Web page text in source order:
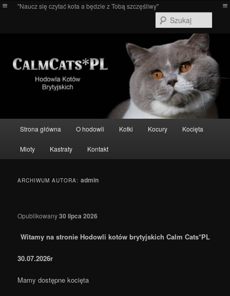
Przeskocz
Przeskocz"Naucz się czytać kota a będzie z Tobą szczęśliwy"
Strona główna O hodowli Kotki Kocury Kocięta
Mioty Kastraty Kontakt
ARCHIWUM AUTORA:admin
Opublikowany30 lipca 2026
Witamy na stronie Hodowli kotów brytyjskich Calm Cats*PL
30.07.2026r
Mamy dostępne kocięta